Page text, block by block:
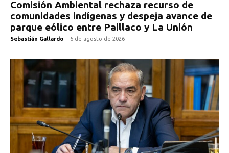
Comisión Ambiental rechaza recurso de
comunidades indígenas y despeja avance de
parque eólico entre Paillaco y La Unión
Sebastián Gallardo - 6 de agosto de 2026